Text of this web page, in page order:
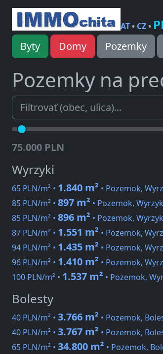
AT• CZ•
Byty Domy Pozemky
Pozemky na
75.000 PLN
Wyrzyki
65 PLN/m² • 1.840 m² • Pozemok,
85 PLN/m² • 897 m² • Pozemok,
85 PLN/m² • 896 m² • Pozemok,
87 PLN/m² • 1.551 m² • Pozemok,
94 PLN/m² • 1.435 m² • Pozemok,
96 PLN/m² • 1.410 m² • Pozemok,
100 PLN/m² • 1.537 m² • Pozemok,
Bolesty
40 PLN/m² • 3.766 m² • Pozemok,
40 PLN/m² • 3.767 m² • Pozemok,
65 PLN/m² • 34.800 m² • Pozemok,